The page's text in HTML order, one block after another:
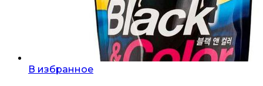
В избранное